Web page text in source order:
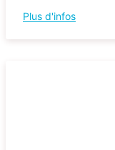
Plus d'infos